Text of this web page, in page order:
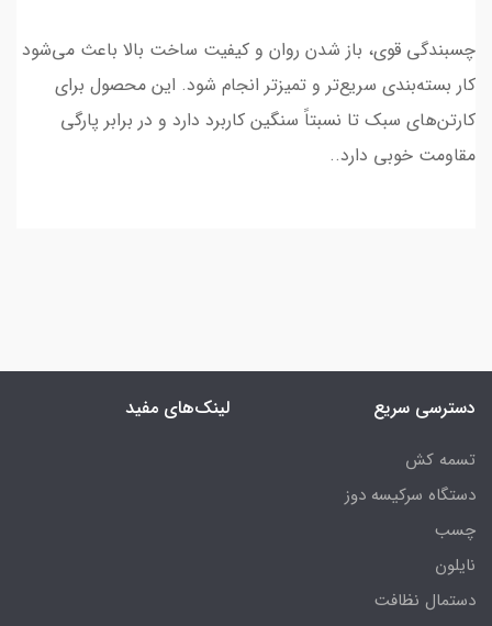
چسبندگی قوی، باز شدن روان و کیفیت ساخت بالا باعث می‌شود
کار بسته‌بندی سریع‌تر و تمیزتر انجام شود. این محصول برای
کارتن‌های سبک تا نسبتاً سنگین کاربرد دارد و در برابر پارگی
مقاومت خوبی دارد..
دسترسی سریع
تسمه کش
دستگاه سرکیسه دوز
چسب
نایلون
دستمال نظافت
لینک‌های مفید